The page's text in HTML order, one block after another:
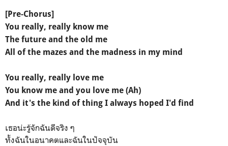
[Pre-Chorus]
You really, really know me
The future and the old me
All of the mazes and the madness in my mind
You really, really love me
You know me and you love me (Ah)
And it's the kind of thing I always hoped I'd find
เธอน่ะรู้จักฉันดีจริง ๆ
ทั้งฉันในอนาคตและฉันในปัจจุบัน